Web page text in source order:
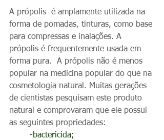
A própolis  é amplamente utilizada na
forma de pomadas, tinturas, como base
para compressas e inalações. A
própolis é frequentemente usada em
forma pura.  A própolis não é menos
popular na medicina popular do que na
cosmetologia natural. Muitas gerações
de cientistas pesquisam este produto
natural e comprovaram que ele possui
as seguintes propriedades:
-bactericida;